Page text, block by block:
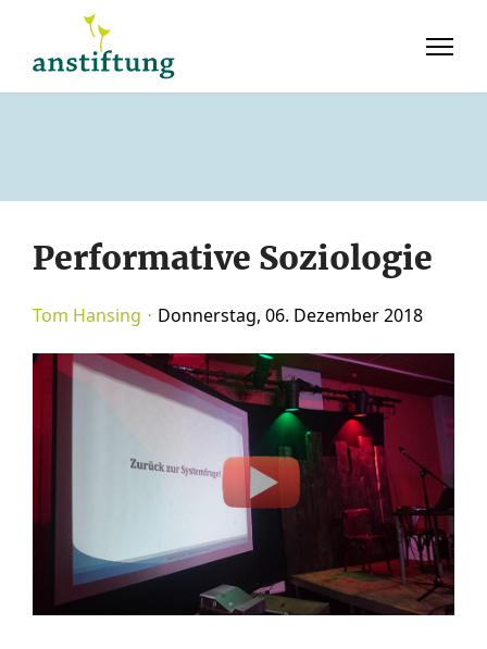
Performative Soziologie
Tom Hansing Donnerstag, 06. Dezember 2018